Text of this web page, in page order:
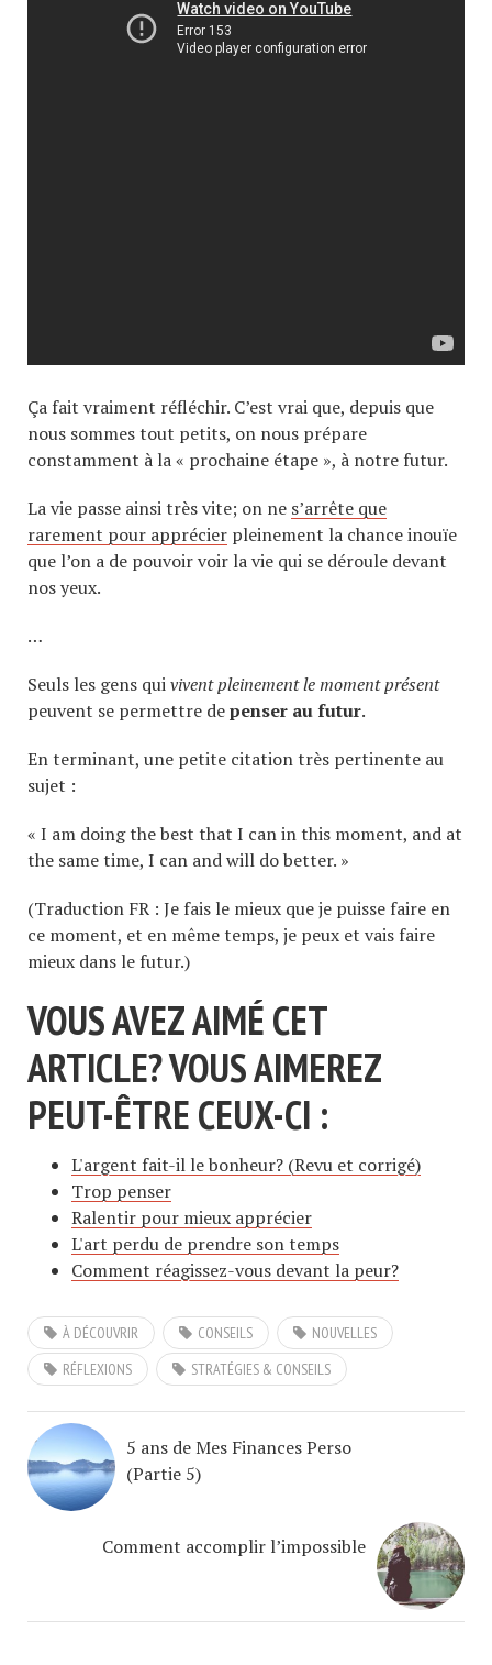
Ça fait vraiment réfléchir. C’est vrai que, depuis que
nous sommes tout petits, on nous prépare
constamment à la « prochaine étape », à notre futur.
La vie passe ainsi très vite; on ne s’arrête que
rarement pour apprécier pleinement la chance inouïe
que l’on a de pouvoir voir la vie qui se déroule devant
nos yeux.
…
Seuls les gens quivivent pleinement le moment présent
peuvent se permettre depenser au futur.
En terminant, une petite citation très pertinente au
sujet :
« I am doing the best that I can in this moment, and at
the same time, I can and will do better. »
(Traduction FR : Je fais le mieux que je puisse faire en
ce moment, et en même temps, je peux et vais faire
mieux dans le futur.)
VOUS AVEZ AIMÉ CET
ARTICLE? VOUS AIMEREZ
PEUT-ÊTRE CEUX-CI :
L'argent fait-il le bonheur? (Revu et corrigé)
Trop penser
Ralentir pour mieux apprécier
L'art perdu de prendre son temps
Comment réagissez-vous devant la peur?
À DÉCOUVRIR CONSEILS
NOUVELLES
RÉFLEXIONS
STRATÉGIES & CONSEILS
5 ans de Mes Finances Perso
(Partie 5)
Comment accomplir l’impossible